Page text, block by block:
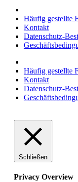
Häufig gestellte
Kontakt
Datenschutz-
Häufig gestellte
Kontakt
Datenschutz-
Schließen
Privacy Overview